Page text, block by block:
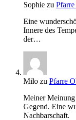
Sophie zu
Eine
Innere des
der…
Milo zu Pfarre
Meiner Meinung
Gegend. Eine
Nachbarschaft.